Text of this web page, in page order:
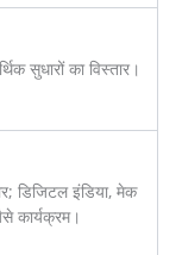
सुधारों का विस्तार।
डिजिटल इंडिया, मेक
कार्यक्रम।